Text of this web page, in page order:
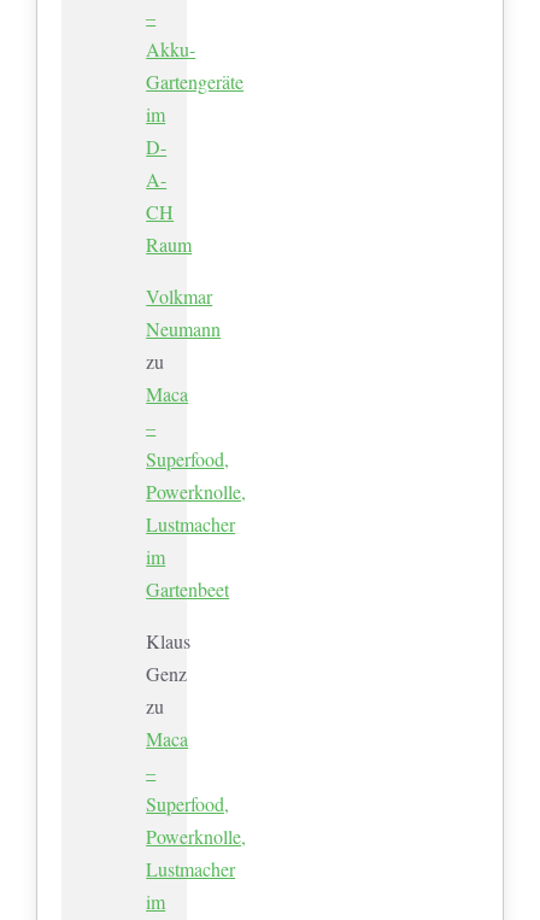
–
Akku-
Gartengeräte
im
D-
A-
CH
Raum
Volkmar
Neumann
zu
Maca
–
Superfood,
Powerknolle,
Lustmacher
im
Gartenbeet
Klaus
Genz
zu
Maca
–
Superfood,
Powerknolle,
Lustmacher
im